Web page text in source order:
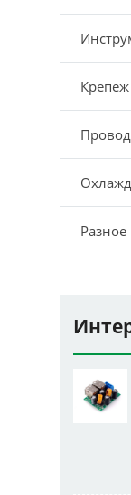
Крепеж
Разное